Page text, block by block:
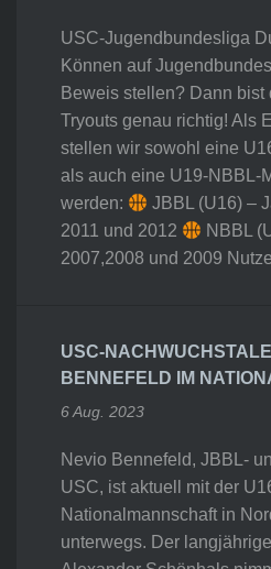
USC-Jugendbundesliga
Können auf
Beweis stellen? Dann bist
Tryouts genau richtig! Als
stellen wir sowohl eine
als auch eine U19-NBBL-
werden:
JBBL (U16) –
2011 und 2012
NBBL
2007,2008 und 2009
USC-
BENNEFELD IM
6 Aug. 2023
Nevio Bennefeld, JBBL-
USC, ist aktuell mit der
Nationalmannschaft in
unterwegs. Der